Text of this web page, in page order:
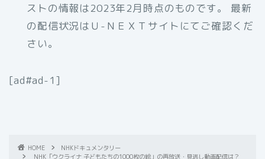
ストの情報は2023年2月時点のものです。 最新
の配信状況はＵ-ＮＥＸＴサイトにてご確認くだ
さい。
[ad#ad-1]
HOME
NHKドキュメンタリー
NHK「ウクライナ 子どもたちの1000枚の絵」の再放送・見逃し動画配信は？